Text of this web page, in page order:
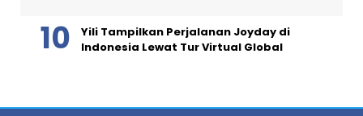
Yili Tampilkan Perjalanan Joyday di
Indonesia Lewat Tur Virtual Global